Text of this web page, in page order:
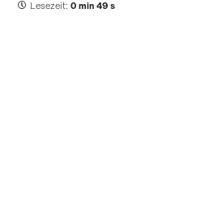
Lesezeit: 0 min 49 s